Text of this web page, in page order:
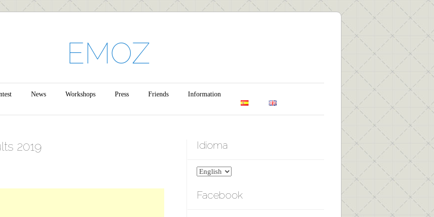
EMOZ
News Workshops Press Friends Information
2019 Idioma
Facebook